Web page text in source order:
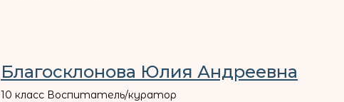
Благосклонова Юлия Андреевна
10 класс Воспитатель/куратор